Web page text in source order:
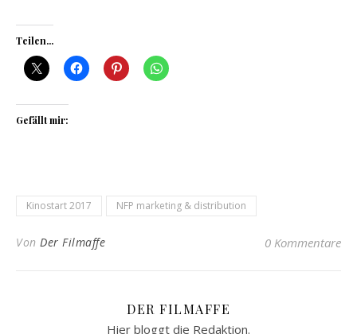
Teilen...
Gefällt mir:
Kinostart 2017 NFP marketing & distribution
Von Der Filmaffe 0 Kommentare
DER FILMAFFE
Hier bloggt die Redaktion.